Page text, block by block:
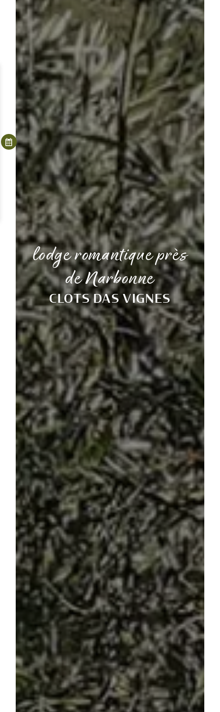
lodge romantique près
de Narbonne
CLOTS DAS VIGNES